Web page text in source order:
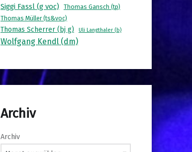
Siggi Fassl (g voc)
Thomas Gansch (tp)
Thomas Müller (ts&voc)
Thomas Scherrer (bj g) Uli Langthaler (b)
Wolfgang Kendl (dm)
Archiv
Archiv